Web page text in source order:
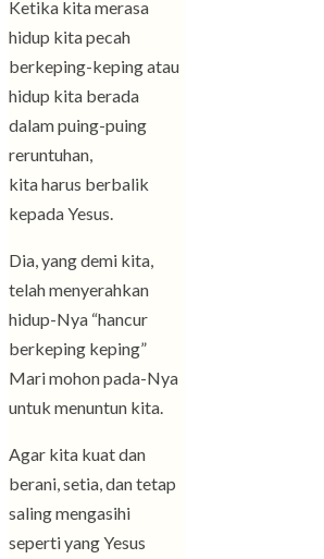
Ketika kita merasa
hidup kita pecah
berkeping-keping atau
hidup kita berada
dalam puing-puing
reruntuhan,
kita harus berbalik
kepada Yesus.
Dia, yang demi kita,
telah menyerahkan
hidup-Nya “hancur
berkeping keping”
Mari mohon pada-Nya
untuk menuntun kita.
Agar kita kuat dan
berani, setia, dan tetap
saling mengasihi
seperti yang Yesus